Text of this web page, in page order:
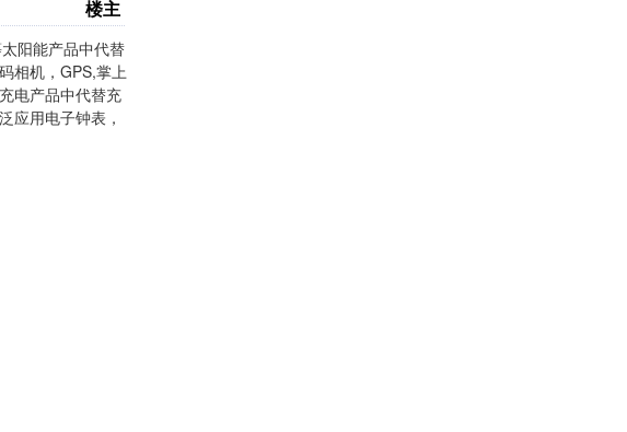
楼主
阳能产品中代替
相机，GPS,掌上
电产品中代替充
应用电子钟表，